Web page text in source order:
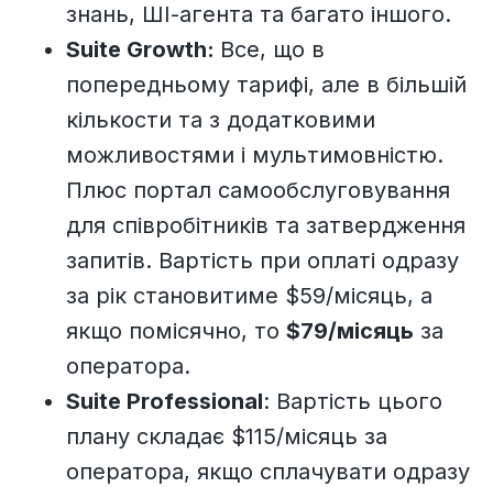
знань, ШІ-агента та багато іншого.
Suite Growth: Все, що в
попередньому тарифі, але в більшій
кількости та з додатковими
можливостями і мультимовністю.
Плюс портал самообслуговування
для співробітників та затвердження
запитів. Вартість при оплаті одразу
за рік становитиме $59/місяць, а
якщо помісячно, то $79/місяць за
оператора.
Suite Professional: Вартість цього
плану складає $115/місяць за
оператора, якщо сплачувати одразу